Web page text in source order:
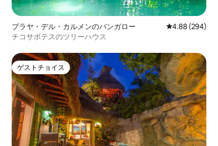
プラヤ・デル・カルメンのバンガロー レビュー294
4.88 (294)
チコサポテスのツリーハウス
ゲストチョイス
ゲストチョイス